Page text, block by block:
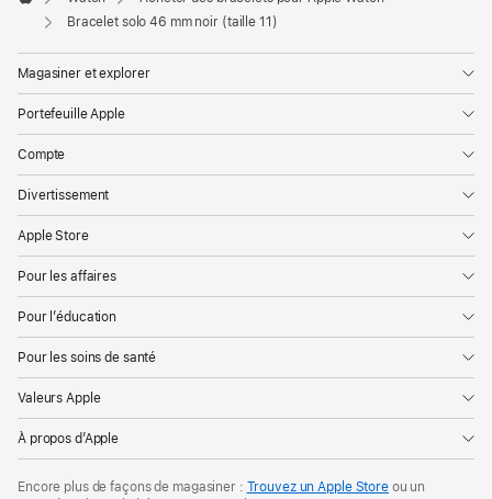
Apple
Bracelet solo 46 mm noir (taille 11)
Magasiner et explorer
Portefeuille Apple
Compte
Divertissement
Apple Store
Pour les affaires
Pour l’éducation
Pour les soins de santé
Valeurs Apple
À propos d’Apple
Encore plus de façons de magasiner : Trouvez un Apple Storeou un